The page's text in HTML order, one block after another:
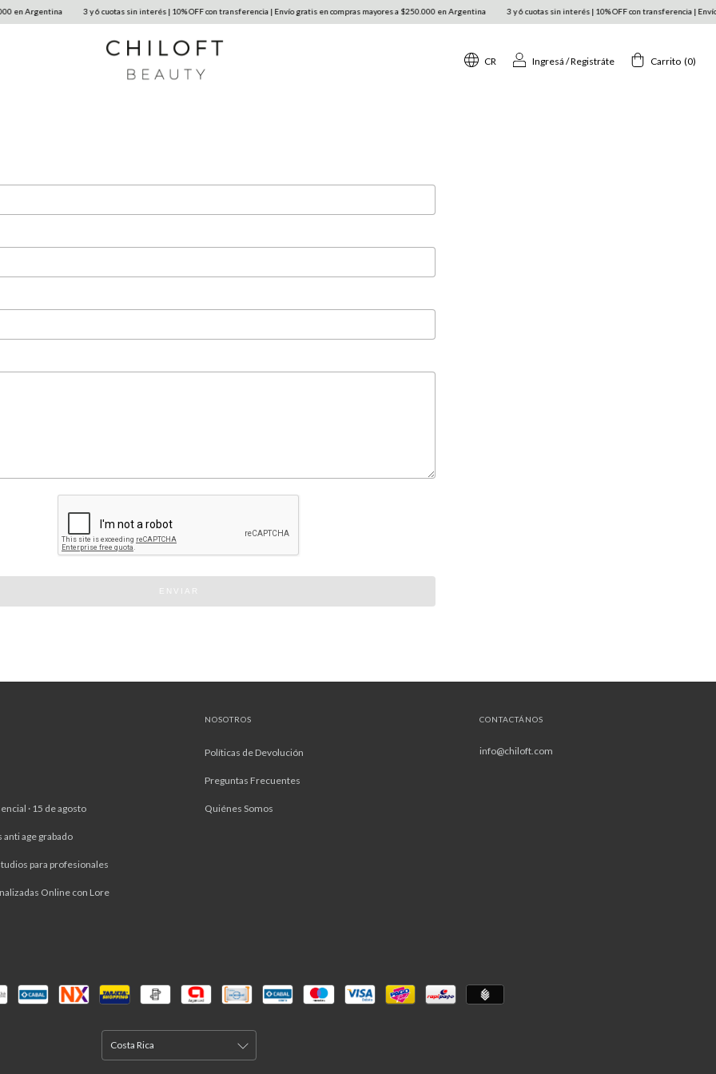
Argentina 3 y 6 cuotas sin interés | 10% OFF con transferencia | Envío gratis en compras mayores a $250.000 en Argentina 3 y 6 cuotas sin interés | 10% OFF con transferencia | Envío
CR Ingresá /Registráte Carrito (0)
ENVIAR
· 15 de agosto
age grabado
para profesionales
Online con Lore
NOSOTROS
Políticas de Devolución
Preguntas Frecuentes
Quiénes Somos
CONTACTÁNOS
info@chiloft.com